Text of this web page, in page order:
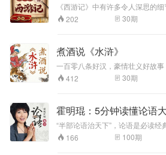
《西游记》中有许多令人深思的
了许多令人深思的细节，它不仅
洞”究竟隐藏着什么玄机？西游记
202 30期
煮酒说《水浒》
一百零八条好汉，豪情壮义好故事
412
30期
霍明琨：5分钟读懂论语
“半部论语治天下”，论语是必读
作业、诵读，帮助管理自我，提升
166 100期